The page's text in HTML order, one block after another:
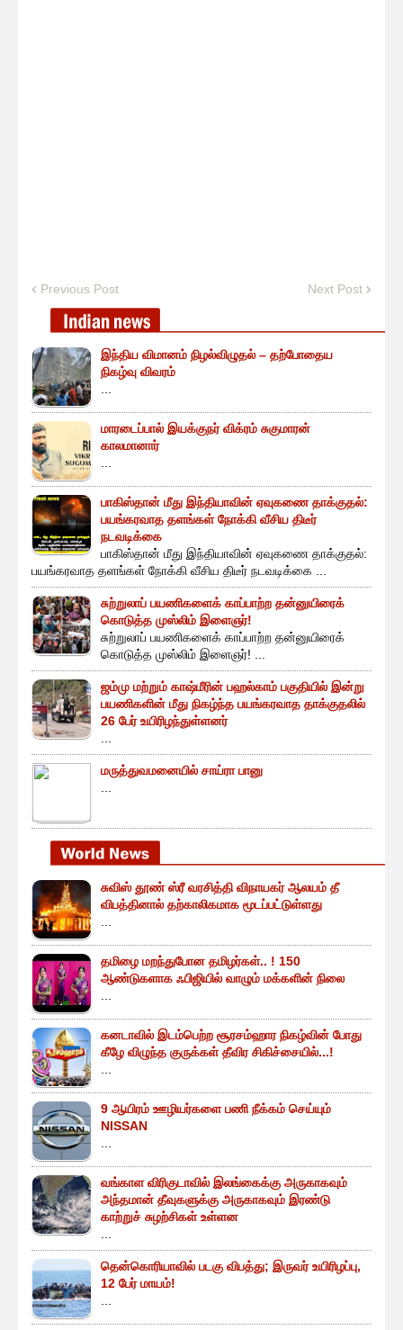
Previous Post Next Post
இந்திய விமானம் நிழல்விழுதல் – தற்போதைய
நிகழ்வு விவரம்
மாரடைப்பால் இயக்குநர் விக்ரம் சுகுமாரன்
காலமானார்
பாகிஸ்தான் மீது இந்தியாவின் ஏவுகணை தாக்குதல்:
பயங்கரவாத தளங்கள் நோக்கி வீசிய திடீர்
நடவடிக்கை
பாகிஸ்தான் மீது இந்தியாவின் ஏவுகணை தாக்குதல்:
பயங்கரவாத தளங்கள் நோக்கி வீசிய திடீர் நடவடிக்கை ...
சுற்றுலாப் பயணிகளைக் காப்பாற்ற தன்னுயிரைக்
கொடுத்த முஸ்லிம் இளைஞர்!
சுற்றுலாப் பயணிகளைக் காப்பாற்ற தன்னுயிரைக்
கொடுத்த முஸ்லிம் இளைஞர்! ...
ஜம்மு மற்றும் காஷ்மீரின் பஹல்காம் பகுதியில் இன்று
பயணிகளின் மீது நிகழ்ந்த பயங்கரவாத தாக்குதலில்
26 பேர் உயிரிழந்துள்ளனர்
மருத்துவமனையில் சாய்ரா பானு
சுவிஸ் தூண் ஸ்ரீ வரசித்தி விநாயகர் ஆலயம் தீ
விபத்தினால் தற்காலிகமாக மூடப்பட்டுள்ளது
தமிழை மறந்துபோன தமிழர்கள்.. ! 150
ஆண்டுகளாக ஃபிஜியில் வாழும் மக்களின் நிலை
கனடாவில் இடம்பெற்ற சூரசம்ஹார நிகழ்வின் போது
கீழே விழுந்த குருக்கள் தீவிர சிகிச்சையில்...!
9 ஆயிரம் ஊழியர்களை பணி நீக்கம் செய்யும்
NISSAN
வங்காள விரிகுடாவில் இலங்கைக்கு அருகாகவும்
அந்தமான் தீவுகளுக்கு அருகாகவும் இரண்டு
காற்றுச் சுழற்சிகள் உள்ளன
தென்கொரியாவில் படகு விபத்து; இருவர் உயிரிழப்பு,
12 பேர் மாயம்!